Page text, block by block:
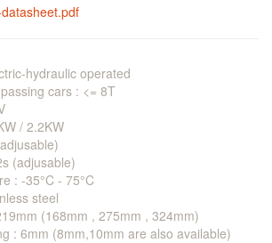
hydraulic operated
cars : <= 8T
/ 2.2KW
(adjusable)
: -35°C - 75°C
steel
(168mm , 275mm , 324mm)
: 6mm (8mm,10mm are also available)